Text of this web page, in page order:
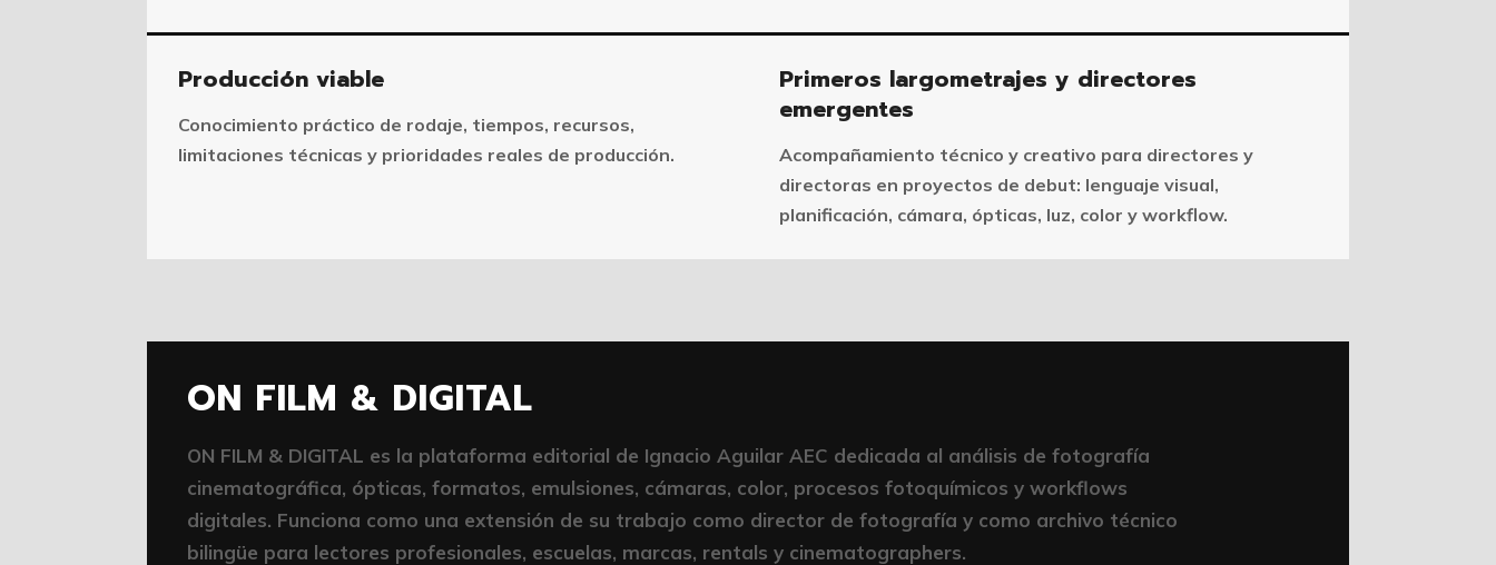
Producción viable
Conocimiento práctico de rodaje, tiempos, recursos,
limitaciones técnicas y prioridades reales de producción.
Primeros largometrajes y directores
emergentes
Acompañamiento técnico y creativo para directores y
directoras en proyectos de debut: lenguaje visual,
planificación, cámara, ópticas, luz, color y workflow.
ON FILM & DIGITAL
ON FILM & DIGITAL es la plataforma editorial de Ignacio Aguilar AEC dedicada al análisis de fotografía
cinematográfica, ópticas, formatos, emulsiones, cámaras, color, procesos fotoquímicos y workflows
digitales. Funciona como una extensión de su trabajo como director de fotografía y como archivo técnico
bilingüe para lectores profesionales, escuelas, marcas, rentals y cinematographers.